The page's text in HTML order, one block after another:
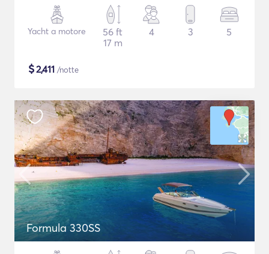
Yacht a motore
56 ft
17 m
4 3 5
$2,411 /notte
Formula 330SS